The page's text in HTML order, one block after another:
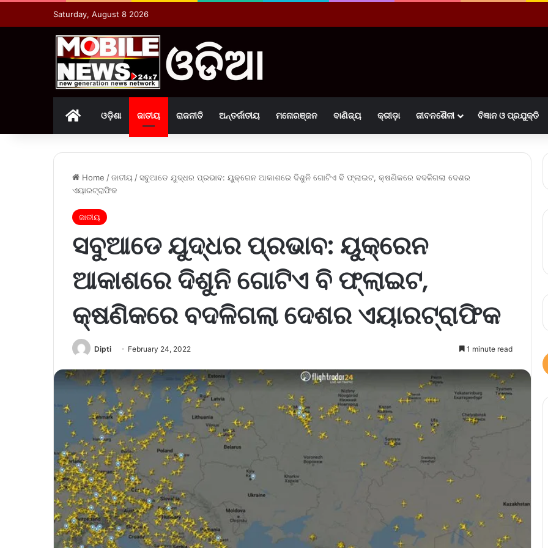
Saturday, August 8 2026
Homeଓଡ଼ିଶା ଜାତୀୟ ରାଜନୀତି ଅନ୍ତର୍ଜାତୀୟ ମନୋରଞ୍ଜନ ବାଣିଜ୍ୟ କ୍ରୀଡ଼ା ଜୀବନଶୈଳୀ ବିଜ୍ଞାନ ଓ ପ୍ରଯୁକ୍ତି
Home /ଜାତୀୟ /ସବୁଆଡେ ଯୁଦ୍ଧର ପ୍ରଭାବ: ୟୁକ୍ରେନ ଆକାଶରେ ଦିଶୁନି ଗୋଟିଏ ବି ଫ୍ଲାଇଟ, କ୍ଷଣିକରେ ବଦଳିଗଲା ଦେଶର
ଏୟାରଟ୍ରାଫିକ
ଜାତୀୟ
ସବୁଆଡେ ଯୁଦ୍ଧର ପ୍ରଭାବ: ୟୁକ୍ରେନ
ଆକାଶରେ ଦିଶୁନି ଗୋଟିଏ ବି ଫ୍ଲାଇଟ,
କ୍ଷଣିକରେ ବଦଳିଗଲା ଦେଶର ଏୟାରଟ୍ରାଫିକ
Dipti February 24, 2022 1 minute read